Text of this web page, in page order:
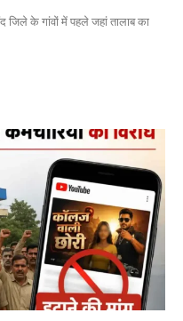
जिले के गांवों में पहले जहां तालाब का